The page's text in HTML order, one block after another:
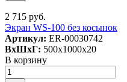
2 715 руб.
Экран WS-100 без косынок
Артикул: ER-00030742
ВxШxГ: 500x1000x20
В корзину